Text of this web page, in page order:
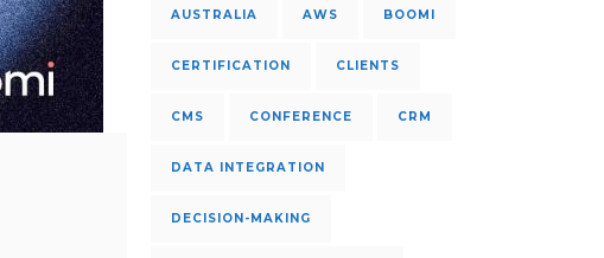
AUSTRALIA AWS BOOMI
CERTIFICATION CLIENTS
CMS CONFERENCE CRM
DATA INTEGRATION
DECISION-MAKING